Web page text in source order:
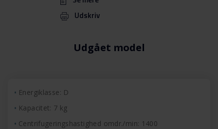
Udgået model
Udskriv
Energiklasse: D
Kapacitet: 7 kg
Centrifugeringshastighed omdr./min: 1400